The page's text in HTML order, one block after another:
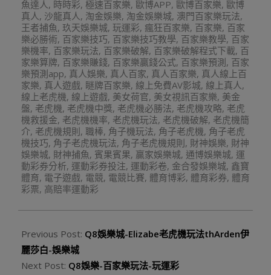
魚達人, 時時彩, 極速百家樂, 歐博APP, 歐博百家樂, 歐博
真人, 沙龍真人, 淘金娛樂, 淘金娛樂城, 澳門百家樂玩法,
王者捕魚, 玖天娛樂城, 玩運彩, 瘋狂百家樂, 百家樂, 百家
樂必勝術, 百家樂技巧, 百家樂技巧教學, 百家樂教學, 百家
樂機率, 百家樂玩法, 百家樂破解, 百家樂破解程式下載, 百
家樂算牌, 百家樂賺錢, 百家樂贏錢公式, 百家樂預測 , 百家
樂預測app, 真人娛樂, 真人百家, 真人百家樂, 真人線上百
家樂, 真人遊戲, 瞇牌百家樂, 線上免費AV影城, 線上真人,
線上老虎機, 線上遊戲, 美女荷官, 美女視訊百家樂, 美金
盤, 老虎機, 老虎機中獎, 老虎機必勝法, 老虎機攻略, 老虎
機救援金, 老虎機機率, 老虎機玩法, 老虎機破解, 老虎機簡
介, 老虎機規則, 職棒, 角子機玩法, 角子老虎機, 角子老虎
機技巧, 角子老虎機玩法, 角子老虎機規則, 財神娛樂, 財神
娛樂城, 財神捕魚, 賓果賓果, 贏家娛樂城, 通博娛樂城, 運
動彩券分析, 運動彩券投注, 運動彩卷, 金合發娛樂城, 鑫寶
體育, 電子遊戲, 電競, 電競比賽, 體育博彩, 體育彩券, 體育
彩票, 高賠率運動彩
Previous Post: Q8娛樂城-Elizabe老虎機玩法thArden伊
麗莎白-娛樂城
Next Post: Q8娛樂-百家樂玩法-玩運彩